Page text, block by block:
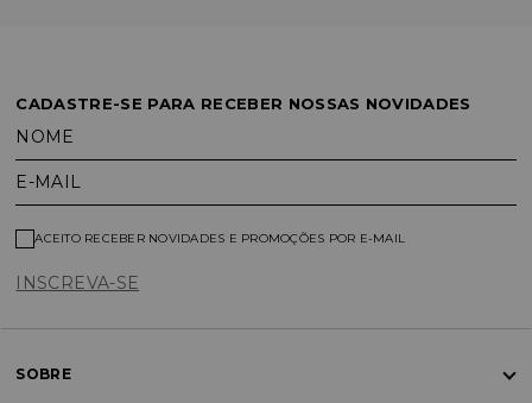
CADASTRE-SE PARA RECEBER NOSSAS NOVIDADES
NOME
E-MAIL
INSCREVA-SE
ACEITO RECEBER NOVIDADES E PROMOÇÕES POR E-MAIL
SOBRE